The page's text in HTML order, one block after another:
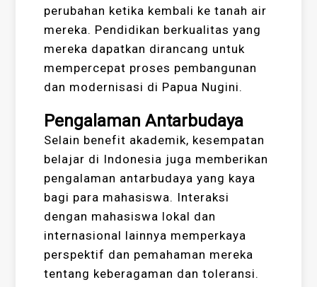
perubahan ketika kembali ke tanah air
mereka. Pendidikan berkualitas yang
mereka dapatkan dirancang untuk
mempercepat proses pembangunan
dan modernisasi di Papua Nugini.
Pengalaman Antarbudaya
Selain benefit akademik, kesempatan
belajar di Indonesia juga memberikan
pengalaman antarbudaya yang kaya
bagi para mahasiswa. Interaksi
dengan mahasiswa lokal dan
internasional lainnya memperkaya
perspektif dan pemahaman mereka
tentang keberagaman dan toleransi.